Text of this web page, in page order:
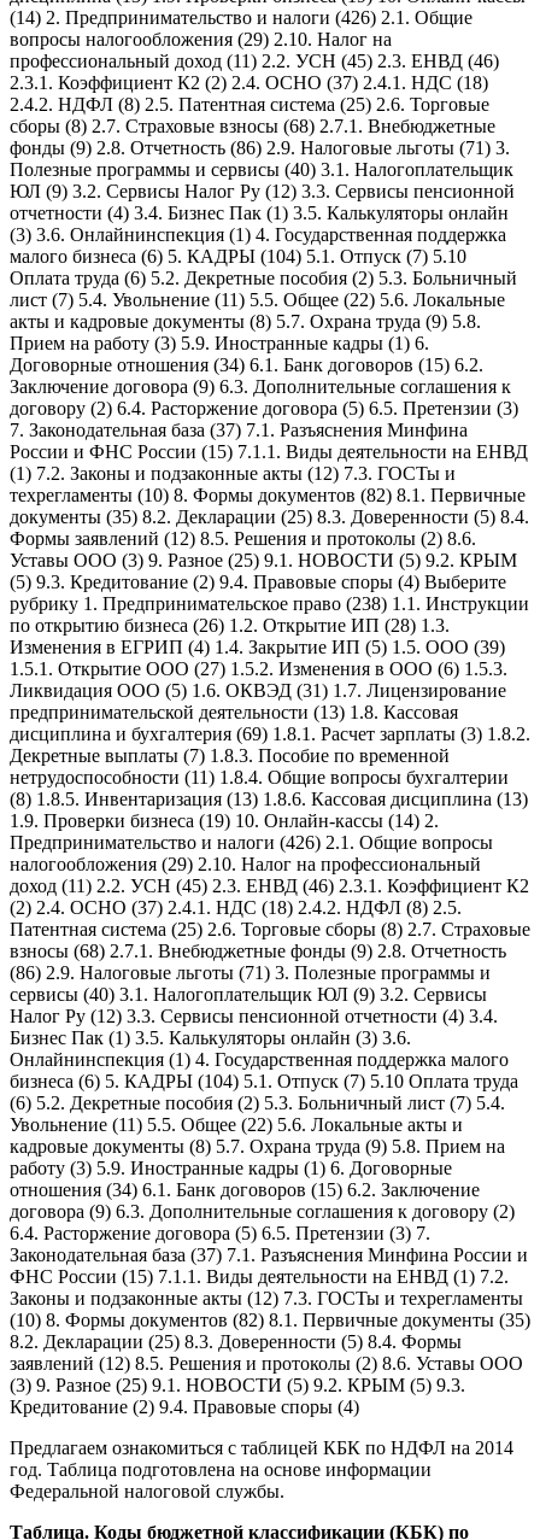
(14) 2. Предпринимательство и налоги (426) 2.1. Общие
вопросы налогообложения (29) 2.10. Налог на
профессиональный доход (11) 2.2. УСН (45) 2.3. ЕНВД (46)
2.3.1. Коэффициент К2 (2) 2.4. ОСНО (37) 2.4.1. НДС (18)
2.4.2. НДФЛ (8) 2.5. Патентная система (25) 2.6. Торговые
сборы (8) 2.7. Страховые взносы (68) 2.7.1. Внебюджетные
фонды (9) 2.8. Отчетность (86) 2.9. Налоговые льготы (71) 3.
Полезные программы и сервисы (40) 3.1. Налогоплательщик
ЮЛ (9) 3.2. Сервисы Налог Ру (12) 3.3. Сервисы пенсионной
отчетности (4) 3.4. Бизнес Пак (1) 3.5. Калькуляторы онлайн
(3) 3.6. Онлайнинспекция (1) 4. Государственная поддержка
малого бизнеса (6) 5. КАДРЫ (104) 5.1. Отпуск (7) 5.10
Оплата труда (6) 5.2. Декретные пособия (2) 5.3. Больничный
лист (7) 5.4. Увольнение (11) 5.5. Общее (22) 5.6. Локальные
акты и кадровые документы (8) 5.7. Охрана труда (9) 5.8.
Прием на работу (3) 5.9. Иностранные кадры (1) 6.
Договорные отношения (34) 6.1. Банк договоров (15) 6.2.
Заключение договора (9) 6.3. Дополнительные соглашения к
договору (2) 6.4. Расторжение договора (5) 6.5. Претензии (3)
7. Законодательная база (37) 7.1. Разъяснения Минфина
России и ФНС России (15) 7.1.1. Виды деятельности на ЕНВД
(1) 7.2. Законы и подзаконные акты (12) 7.3. ГОСТы и
техрегламенты (10) 8. Формы документов (82) 8.1. Первичные
документы (35) 8.2. Декларации (25) 8.3. Доверенности (5) 8.4.
Формы заявлений (12) 8.5. Решения и протоколы (2) 8.6.
Уставы ООО (3) 9. Разное (25) 9.1. НОВОСТИ (5) 9.2. КРЫМ
(5) 9.3. Кредитование (2) 9.4. Правовые споры (4) Выберите
рубрику 1. Предпринимательское право (238) 1.1. Инструкции
по открытию бизнеса (26) 1.2. Открытие ИП (28) 1.3.
Изменения в ЕГРИП (4) 1.4. Закрытие ИП (5) 1.5. ООО (39)
1.5.1. Открытие ООО (27) 1.5.2. Изменения в ООО (6) 1.5.3.
Ликвидация ООО (5) 1.6. ОКВЭД (31) 1.7. Лицензирование
предпринимательской деятельности (13) 1.8. Кассовая
дисциплина и бухгалтерия (69) 1.8.1. Расчет зарплаты (3) 1.8.2.
Декретные выплаты (7) 1.8.3. Пособие по временной
нетрудоспособности (11) 1.8.4. Общие вопросы бухгалтерии
(8) 1.8.5. Инвентаризация (13) 1.8.6. Кассовая дисциплина (13)
1.9. Проверки бизнеса (19) 10. Онлайн-кассы (14) 2.
Предпринимательство и налоги (426) 2.1. Общие вопросы
налогообложения (29) 2.10. Налог на профессиональный
доход (11) 2.2. УСН (45) 2.3. ЕНВД (46) 2.3.1. Коэффициент К2
(2) 2.4. ОСНО (37) 2.4.1. НДС (18) 2.4.2. НДФЛ (8) 2.5.
Патентная система (25) 2.6. Торговые сборы (8) 2.7. Страховые
взносы (68) 2.7.1. Внебюджетные фонды (9) 2.8. Отчетность
(86) 2.9. Налоговые льготы (71) 3. Полезные программы и
сервисы (40) 3.1. Налогоплательщик ЮЛ (9) 3.2. Сервисы
Налог Ру (12) 3.3. Сервисы пенсионной отчетности (4) 3.4.
Бизнес Пак (1) 3.5. Калькуляторы онлайн (3) 3.6.
Онлайнинспекция (1) 4. Государственная поддержка малого
бизнеса (6) 5. КАДРЫ (104) 5.1. Отпуск (7) 5.10 Оплата труда
(6) 5.2. Декретные пособия (2) 5.3. Больничный лист (7) 5.4.
Увольнение (11) 5.5. Общее (22) 5.6. Локальные акты и
кадровые документы (8) 5.7. Охрана труда (9) 5.8. Прием на
работу (3) 5.9. Иностранные кадры (1) 6. Договорные
отношения (34) 6.1. Банк договоров (15) 6.2. Заключение
договора (9) 6.3. Дополнительные соглашения к договору (2)
6.4. Расторжение договора (5) 6.5. Претензии (3) 7.
Законодательная база (37) 7.1. Разъяснения Минфина России и
ФНС России (15) 7.1.1. Виды деятельности на ЕНВД (1) 7.2.
Законы и подзаконные акты (12) 7.3. ГОСТы и техрегламенты
(10) 8. Формы документов (82) 8.1. Первичные документы (35)
8.2. Декларации (25) 8.3. Доверенности (5) 8.4. Формы
заявлений (12) 8.5. Решения и протоколы (2) 8.6. Уставы ООО
(3) 9. Разное (25) 9.1. НОВОСТИ (5) 9.2. КРЫМ (5) 9.3.
Кредитование (2) 9.4. Правовые споры (4)
Предлагаем ознакомиться с таблицей КБК по НДФЛ на 2014
год. Таблица подготовлена на основе информации
Федеральной налоговой службы.
Таблица. Коды бюджетной классификации (КБК) по